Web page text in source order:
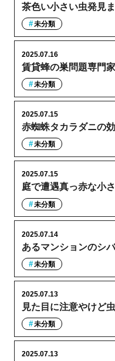
茶色い小さい虫発見
未分類
賃貸蜂の巣問題専門
2025.07.16
未分類
赤蜘蛛タカラダニの
2025.07.15
未分類
庭で遭遇真っ赤な小
2025.07.15
未分類
あるマンションのシ
2025.07.14
未分類
見た目に注意やけど
2025.07.13
未分類
2025.07.13